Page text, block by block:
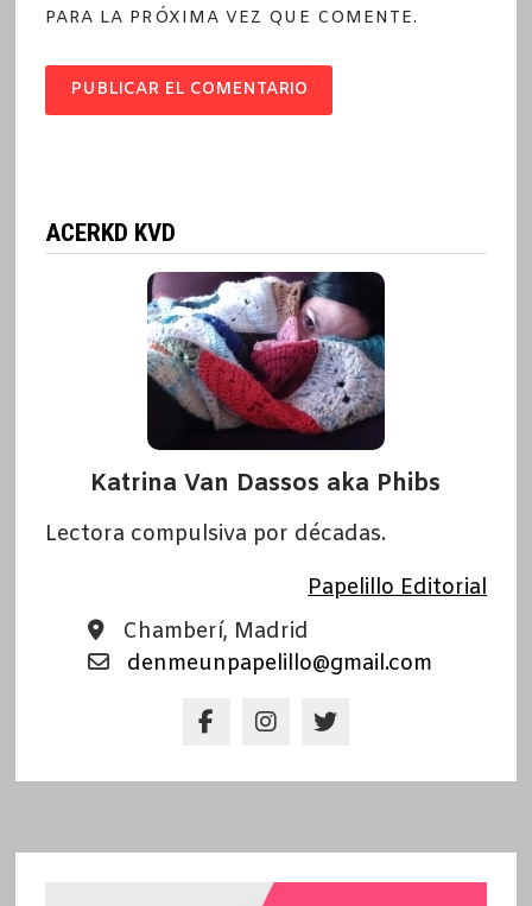
PARA LA PRÓXIMA VEZ QUE COMENTE.
ACERKD KVD
Katrina Van Dassos aka Phibs
Lectora compulsiva por décadas.
Papelillo Editorial
Chamberí, Madrid
denmeunpapelillo@gmail.com